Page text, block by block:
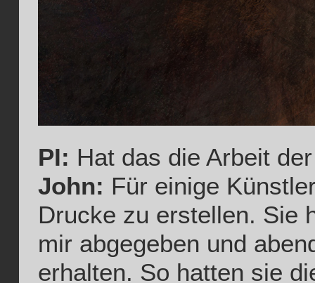
PI: Hat das die Arbeit
John: Für einige
Drucke zu erstellen. Sie
mir abgegeben und
erhalten. So hatten sie